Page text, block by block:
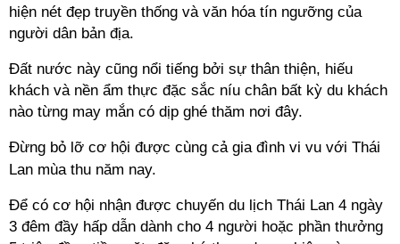
hiện nét đẹp truyền thống và văn hóa tín ngưỡng của
người dân bản địa.
Đất nước này cũng nổi tiếng bởi sự thân thiện, hiếu
khách và nền ẩm thực đặc sắc níu chân bất kỳ du khách
nào từng may mắn có dịp ghé thăm nơi đây.
Đừng bỏ lỡ cơ hội được cùng cả gia đình vi vu với Thái
Lan mùa thu năm nay.
Để có cơ hội nhận được chuyến du lịch Thái Lan 4 ngày
3 đêm đầy hấp dẫn dành cho 4 người hoặc phần thưởng